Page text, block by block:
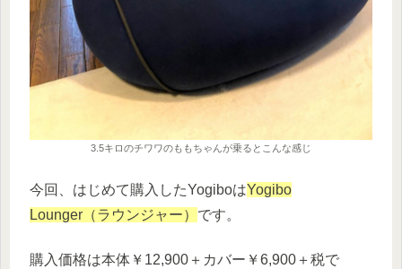
3.5キロのチワワのももちゃんが乗るとこんな感じ
今回、はじめて購入したYogiboはYogibo
Lounger（ラウンジャー） です。
購入価格は本体￥12,900＋カバー￥6,900＋税で